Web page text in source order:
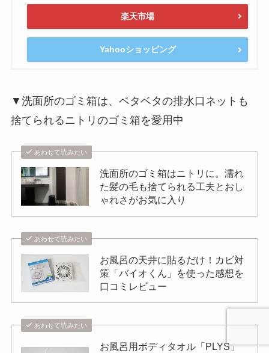
楽天市場
Yahooショッピング
▼洗面所のゴミ箱は、ベタベタの排水口ネットも
捨てられるニトリのゴミ箱を愛用中
あわせて読みたい
洗面所のゴミ箱はニトリに。濡れ
た髪の毛も捨てられる工夫とおし
ゃれさがお気に入り
あわせて読みたい
お風呂の天井に貼るだけ！カビ対
策「バイオくん」を使った感想を
口コミレビュー
あわせて読みたい
お風呂用ボディタオル「PLYS」